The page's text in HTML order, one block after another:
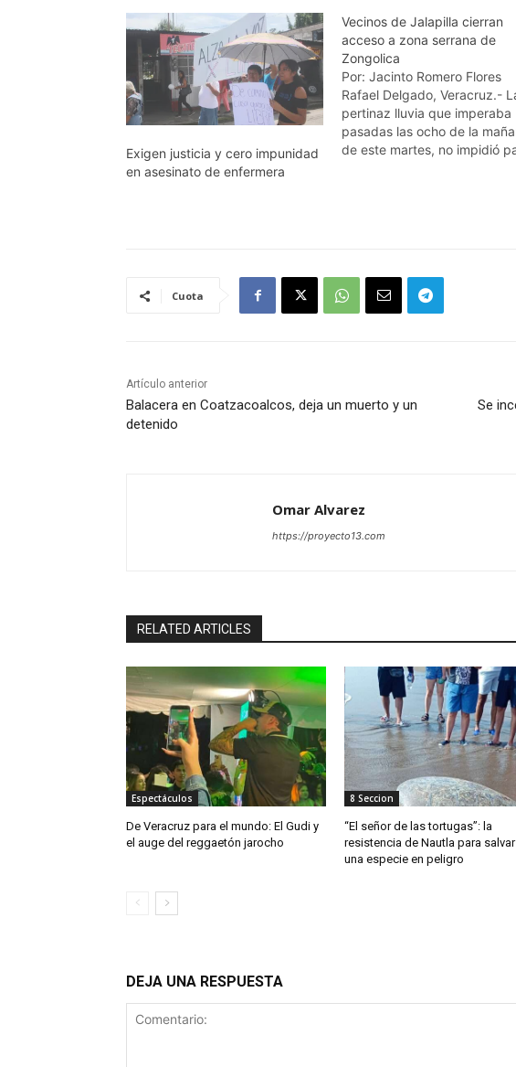
Exigen justicia y cero impunidad
en asesinato de enfermera
Vecinos de Jalapilla cierran
acceso a zona serrana de
Zongolica
Por: Jacinto Romero Flores
Rafael Delgado, Veracruz.-
pertinaz lluvia que imperaba
pasadas las ocho de la
de este martes, no impidió
Cuota
Artículo anterior
Balacera en Coatzacoalcos, deja un muerto y un
detenido
Se
Omar Alvarez
https://proyecto13.com
RELATED ARTICLES
Espectáculos
De Veracruz para el mundo: El Gudi y
el auge del reggaetón jarocho
8 Seccion
“El señor de las tortugas”: la
resistencia de Nautla para
una especie en peligro
DEJA UNA RESPUESTA